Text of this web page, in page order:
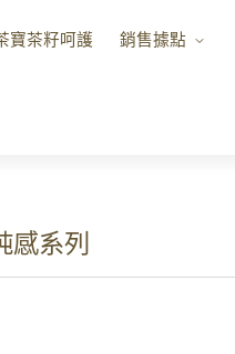
寶茶籽呵護 銷售據點
感系列